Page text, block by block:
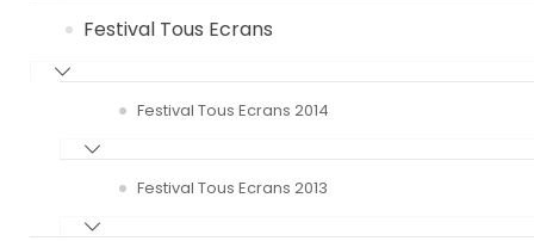
Festival Tous Ecrans
Festival Tous Ecrans 2014
Festival Tous Ecrans 2013